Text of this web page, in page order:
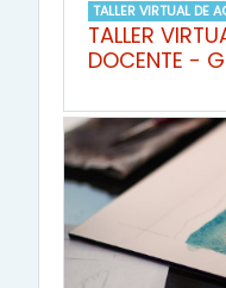
TALLER VIRTUAL DE
TALLER
DOCENTE -